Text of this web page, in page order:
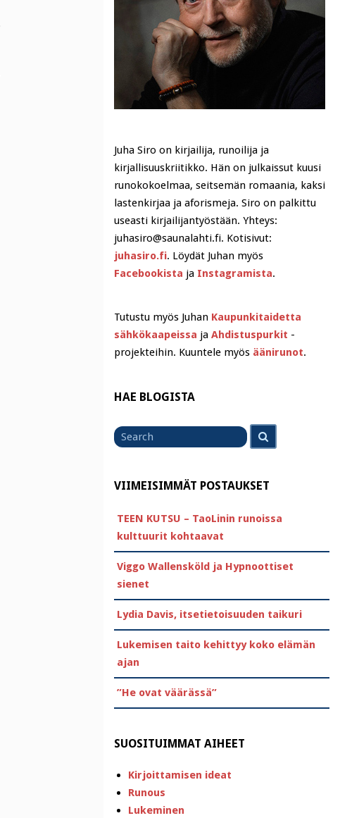
Juha Siro on kirjailija, runoilija ja
kirjallisuuskriitikko. Hän on julkaissut kuusi
runokokoelmaa, seitsemän romaania, kaksi
lastenkirjaa ja aforismeja. Siro on palkittu
useasti kirjailijantyöstään. Yhteys:
juhasiro@saunalahti.fi. Kotisivut:
juhasiro.fi. Löydät Juhan myös
Facebookista ja Instagramista.
Tutustu myös Juhan Kaupunkitaidetta
sähkökaapeissa ja Ahdistuspurkit -
projekteihin. Kuuntele myös äänirunot.
HAE BLOGISTA
for
VIIMEISIMMÄT POSTAUKSET
TEEN KUTSU – TaoLinin runoissa
kulttuurit kohtaavat
Viggo Wallensköld ja Hypnoottiset
sienet
Lydia Davis, itsetietoisuuden taikuri
Lukemisen taito kehittyy koko elämän
ajan
”He ovat väärässä”
SUOSITUIMMAT AIHEET
Kirjoittamisen ideat
Runous
Lukeminen